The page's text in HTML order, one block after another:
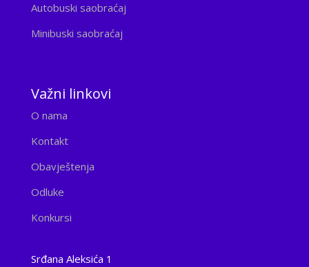
Autobuski saobraćaj
Minibuski saobraćaj
Važni linkovi
O nama
Kontakt
Obavještenja
Odluke
Konkursi
Srđana Aleksića 1